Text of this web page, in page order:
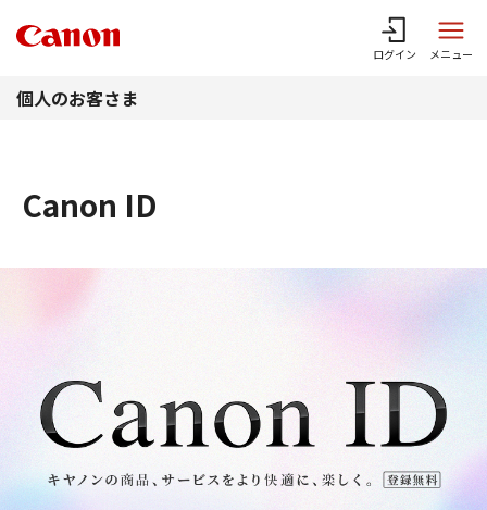
ログイン メニュー
個人のお客さま
Canon ID